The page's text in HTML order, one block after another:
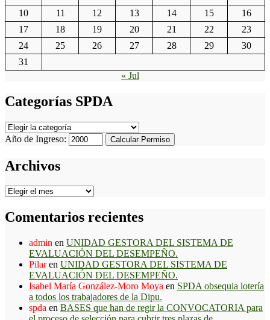
10
11 12 13 14 15
16
17
18 19 20 21 22
23
24
25 26 27 28 29
30
31
« Jul
Categorías SPDA
Categorías
SPDA
Año de Ingreso: Calcular Permiso
Archivos
Archivos
Comentarios recientes
admin en UNIDAD GESTORA DEL SISTEMA DE
EVALUACIÓN DEL DESEMPEÑO.
Pilaren UNIDAD GESTORA DEL SISTEMA DE
EVALUACIÓN DEL DESEMPEÑO.
Isabel María González-Moro Moya en SPDA obsequia lotería
a todos los trabajadores de la Dipu.
spda en BASES que han de regir la CONVOCATORIA para